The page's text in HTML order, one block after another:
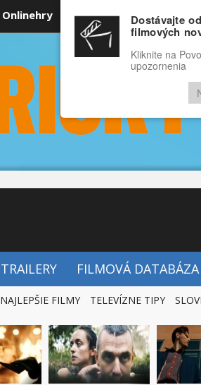
Onlinehry Rozprávky Funny
RECENZIE VIDEÁ FILMY
TRAILERY FILMOVÁ DATABÁZA
NAJLEPŠIE FILMY TELEVÍZNE TIPY
Dostávajte
filmových
Kliknite na
upozornenia